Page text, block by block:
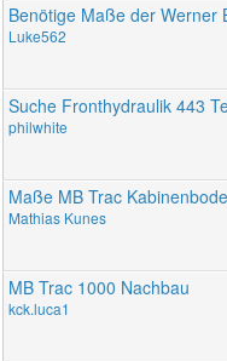
Benötige Maße der Werner
Luke562
Suche Fronthydraulik 443
philwhite
Maße MB Trac
Mathias Kunes
MB Trac 1000 Nachbau
kck.luca1